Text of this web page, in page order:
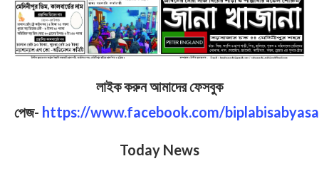
লাইক করুন আমাদের ফেসবুক
পেজ- https://www.facebook.com/
Today News